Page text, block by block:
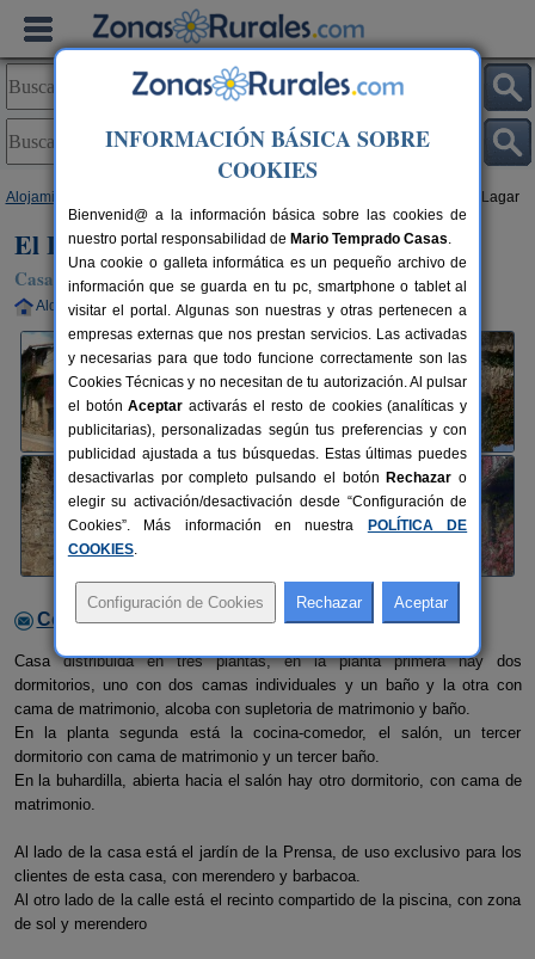
Alojamientos > El Lagar
El Lagar
Casa Rural en Villanueva del Conde (Salamanca)
Alquiler completo 8+2 plazas 77 km de Salamanca
Contactar con el alojamiento
Casa distribuida en tres plantas, en la planta primera hay dos
dormitorios, uno con dos camas individuales y un baño y la otra con
cama de matrimonio, alcoba con supletoria de matrimonio y baño.
En la planta segunda está la cocina-comedor, el salón, un tercer
dormitorio con cama de matrimonio y un tercer baño.
En la buhardilla, abierta hacia el salón hay otro dormitorio, con cama de
matrimonio.
Al lado de la casa está el jardín de la Prensa, de uso exclusivo para los
clientes de esta casa, con merendero y barbacoa.
Al otro lado de la calle está el recinto compartido de la piscina, con zona
de sol y merendero
INFORMACIÓN BÁSICA SOBRE
COOKIES
Bienvenid@ a la información básica sobre las cookies de
nuestro portal responsabilidad de Mario Temprado Casas.
Una cookie o galleta informática es un pequeño archivo de
información que se guarda en tu pc, smartphone o tablet al
visitar el portal. Algunas son nuestras y otras pertenecen a
empresas externas que nos prestan servicios. Las activadas
y necesarias para que todo funcione correctamente son las
Cookies Técnicas y no necesitan de tu autorización. Al pulsar
el botónAceptar activarás el resto de cookies (analíticas y
publicitarias), personalizadas según tus preferencias y con
publicidad ajustada a tus búsquedas. Estas últimas puedes
desactivarlas por completo pulsando el botón Rechazar o
elegir su activación/desactivación desde “Configuración de
Cookies”. Más información en nuestra
POLÍTICA DE
COOKIES.